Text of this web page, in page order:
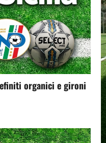
organici e gironi